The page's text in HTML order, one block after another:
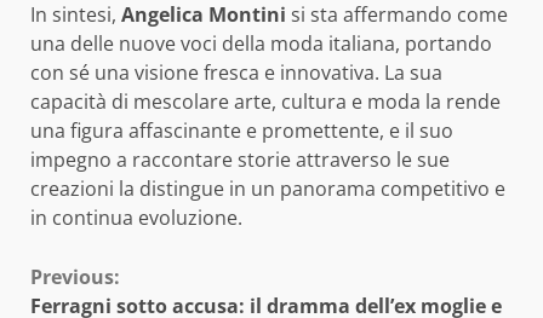
In sintesi, Angelica Montini si sta affermando come
una delle nuove voci della moda italiana, portando
con sé una visione fresca e innovativa. La sua
capacità di mescolare arte, cultura e moda la rende
una figura affascinante e promettente, e il suo
impegno a raccontare storie attraverso le sue
creazioni la distingue in un panorama competitivo e
in continua evoluzione.
Continue
Previous:
Ferragni sotto accusa: il dramma dell’ex moglie e